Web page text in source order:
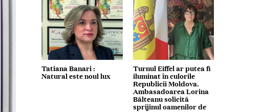
Tatiana Banari :
Natural este noul lux
Turnul Eiffel ar putea fi
iluminat în culorile
Republicii Moldova.
Ambasadoarea Lorina
Bălteanu solicită
sprijinul oamenilor de